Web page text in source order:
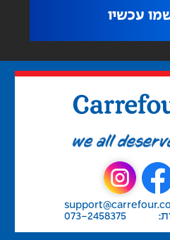
עכשיו
073-2458375